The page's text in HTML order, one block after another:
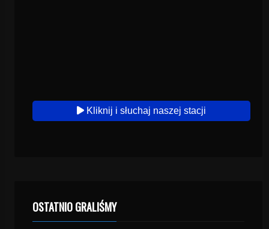
Kliknij i słuchaj naszej stacji
OSTATNIO GRALIŚMY